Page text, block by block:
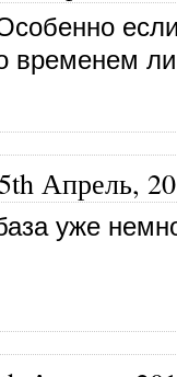
временем
5th Апрель,
уже